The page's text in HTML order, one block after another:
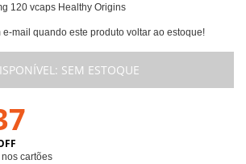
120 vcaps Healthy Origins
e-mail quando este produto voltar ao estoque!
SEM ESTOQUE
cartões